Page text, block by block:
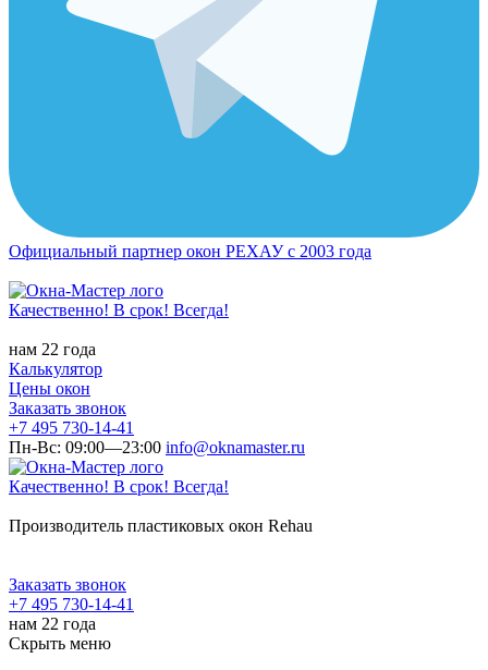
Официальный партнер окон РЕХАУ с 2003 года
Качественно! В срок! Всегда!
нам 22 года
Калькулятор
Цены окон
Заказать звонок
+7 495 730-14-41
Пн-Вс: 09:00—23:00 info@oknamaster.ru
Качественно! В срок! Всегда!
Производитель пластиковых окон Rehau
Заказать звонок
+7 495 730-14-41
нам 22 года
Скрыть меню